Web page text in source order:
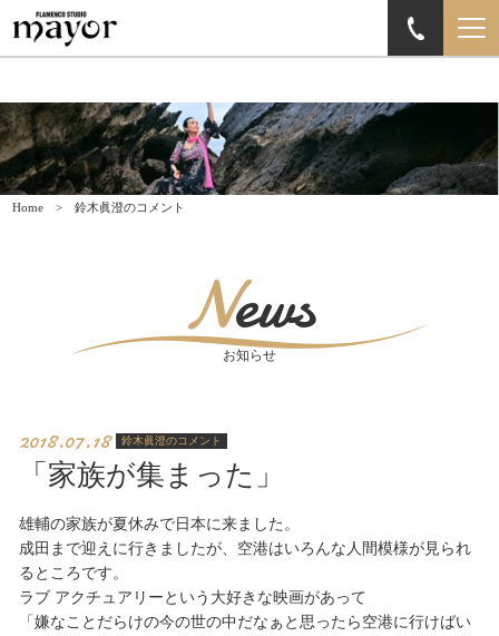
Home 鈴木眞澄のコメント
News
お知らせ
2018.07.18 鈴木眞澄のコメント
「家族が集まった」
雄輔の家族が夏休みで日本に来ました。
成田まで迎えに行きましたが、空港はいろんな人間模様が見られ
るところです。
ラブ アクチュアリーという大好きな映画があって
「嫌なことだらけの今の世の中だなぁと思ったら空港に行けばい